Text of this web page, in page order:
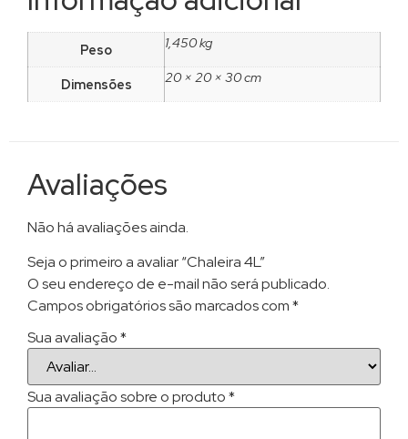
Peso 1,450 kg
Dimensões 20 × 20 × 30 cm
Avaliações
Não há avaliações ainda.
Seja o primeiro a avaliar “Chaleira 4L”
O seu endereço de e-mail não será publicado.
Campos obrigatórios são marcados com*
Sua avaliação*
Sua avaliação sobre o produto*